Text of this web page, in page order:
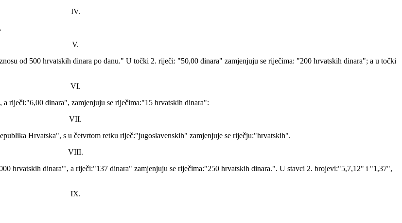
IV.
V.
od 500 hrvatskih dinara po danu." U točki 2. riječi: "50,00 dinara" zamjenjuju se riječima: "200 hrvatskih dinara"; a u točki
VI.
riječi:"6,00 dinara", zamjenjuju se riječima:"15 hrvatskih dinara":
VII.
Hrvatska", s u četvrtom retku riječ:"jugoslavenskih" zamjenjuje se riječju:"hrvatskih".
VIII.
hrvatskih dinara"', a riječi:"137 dinara" zamjenjuju se riječima:"250 hrvatskih dinara.". U stavci 2. brojevi:"5,7,12" i "1,37",
IX.